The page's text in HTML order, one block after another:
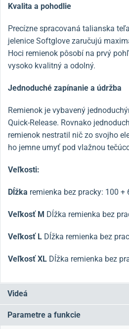
Kvalita a pohodlie
Precízne spracovaná talianska
jelenice Softglove zaručujú
Hoci remienok pôsobí na prvý
vysoko kvalitný a odolný.
Jednoduché zapínanie a údržba
Remienok je vybavený
Quick-Release. Rovnako
remienok nestratil nič zo svojho
ho jemne umyť pod vlažnou
Veľkosti:
Dĺžka remienka bez pracky: 100 +
Veľkosť M Dĺžka remienka bez
Veľkosť L Dĺžka remienka bez
Veľkosť XL Dĺžka remienka bez
Videá
Parametre a funkcie